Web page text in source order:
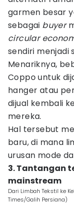
garmen besar
sebagai buyer
circular
sendiri menjadi
Menariknya,
Coppo untuk
hanger atau
dijual kembali
mereka.
Hal tersebut
baru, di mana
urusan mode
3. Tantangan
mainstream
Dari Limbah Tekstil ke
Times/Galih Persiana)